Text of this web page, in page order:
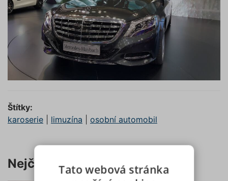
Štítky:
karoserie
limuzína osobní automobil
Nejčtenější článkyTato webová stránka